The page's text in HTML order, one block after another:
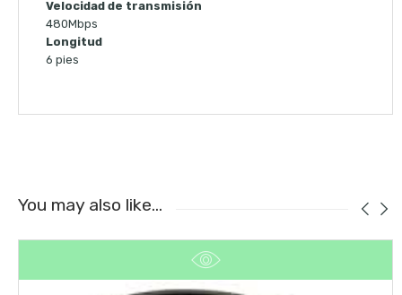
Velocidad de transmisión
480Mbps
Longitud
6 pies
You may also like…